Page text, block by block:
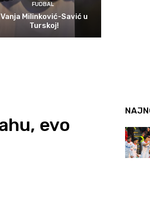
FUDBAL
Vanja Milinković-Savić u
Turskoj!